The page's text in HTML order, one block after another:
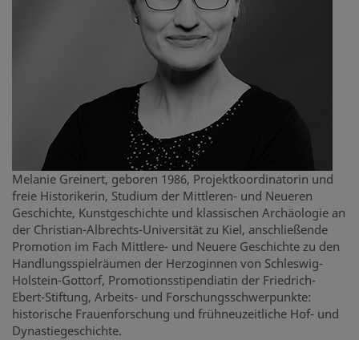
Melanie Greinert, geboren 1986, Projektkoordinatorin und
freie Historikerin, Studium der Mittleren- und Neueren
Geschichte, Kunstgeschichte und klassischen Archäologie an
der Christian-Albrechts-Universität zu Kiel, anschließende
Promotion im Fach Mittlere- und Neuere Geschichte zu den
Handlungsspielräumen der Herzoginnen von Schleswig-
Holstein-Gottorf, Promotionsstipendiatin der Friedrich-
Ebert-Stiftung, Arbeits- und Forschungsschwerpunkte:
historische Frauenforschung und frühneuzeitliche Hof- und
Dynastiegeschichte.